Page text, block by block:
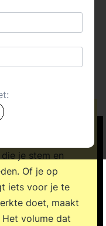
groot
je stem en
Of je op
iets voor je te
doet, maakt
volume dat